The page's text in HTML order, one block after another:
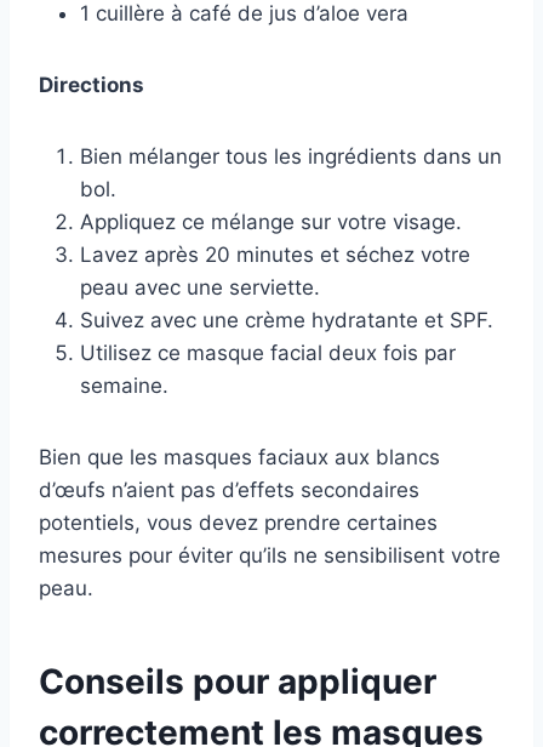
1 cuillère à café de jus d’aloe vera
Directions
Bien mélanger tous les ingrédients dans un
bol.
Appliquez ce mélange sur votre visage.
Lavez après 20 minutes et séchez votre
peau avec une serviette.
Suivez avec une crème hydratante et SPF.
Utilisez ce masque facial deux fois par
semaine.
Bien que les masques faciaux aux blancs
d’œufs n’aient pas d’effets secondaires
potentiels, vous devez prendre certaines
mesures pour éviter qu’ils ne sensibilisent votre
peau.
Conseils pour appliquer
correctement les masques